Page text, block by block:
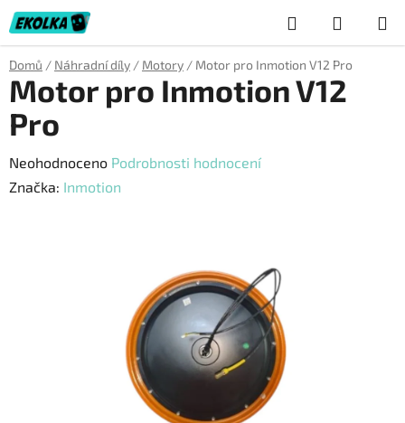
Přejít
na
obsah
Hledat
KOŠÍK
Domů / Náhradní díly / Motory / Motor pro Inmotion V12 Pro
Motor pro Inmotion V12
Pro
Průměrné
hodnocení
Neohodnoceno Podrobnosti hodnocení
Značka: Inmotion